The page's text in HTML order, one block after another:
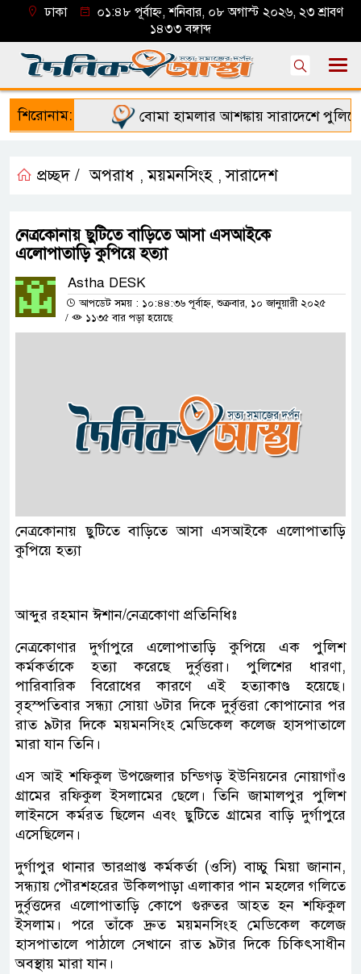
ঢাকা
০১:৪৮ পূর্বাহ্ন, শনিবার, ০৮ অগাস্ট ২০২৬, ২৩ শ্রাবণ
১৪৩৩ বঙ্গাব্দ
শিরোনাম: বোমা হামলার আশঙ্কায় সারাদেশে পুলিশের
প্রচ্ছদ / অপরাধ ,ময়মনসিংহ ,সারাদেশ
নেত্রকোনায় ছুটিতে বাড়িতে আসা এসআইকে
এলোপাতাড়ি কুপিয়ে হত্যা
Astha DESK
আপডেট সময় : ১০:৪৪:৩৬ পূর্বাহ্ন, শুক্রবার, ১০ জানুয়ারী ২০২৫
/
১১৩৫ বার পড়া হয়েছে
নেত্রকোনায় ছুটিতে বাড়িতে আসা এসআইকে এলোপাতাড়ি
কুপিয়ে হত্যা
আব্দুর রহমান ঈশান/নেত্রকোণা প্রতিনিধিঃ
নেত্রকোণার দুর্গাপুরে এলোপাতাড়ি কুপিয়ে এক পুলিশ
কর্মকর্তাকে হত্যা করেছে দুর্বৃত্তরা। পুলিশের ধারণা,
পারিবারিক বিরোধের কারণে এই হত্যাকাণ্ড হয়েছে।
বৃহস্পতিবার সন্ধ্যা সোয়া ৬টার দিকে দুর্বৃত্তরা কোপানোর পর
রাত ৯টার দিকে ময়মনসিংহ মেডিকেল কলেজ হাসপাতালে
মারা যান তিনি।
এস আই শফিকুল উপজেলার চন্ডিগড় ইউনিয়নের নোয়াগাঁও
গ্রামের রফিকুল ইসলামের ছেলে। তিনি জামালপুর পুলিশ
লাইনসে কর্মরত ছিলেন এবং ছুটিতে গ্রামের বাড়ি দুর্গাপুরে
এসেছিলেন।
দুর্গাপুর থানার ভারপ্রাপ্ত কর্মকর্তা (ওসি) বাচ্চু মিয়া জানান,
সন্ধ্যায় পৌরশহরের উকিলপাড়া এলাকার পান মহলের গলিতে
দুর্বৃত্তদের এলোপাতাড়ি কোপে গুরুতর আহত হন শফিকুল
ইসলাম। পরে তাঁকে দ্রুত ময়মনসিংহ মেডিকেল কলেজ
হাসপাতালে পাঠালে সেখানে রাত ৯টার দিকে চিকিৎসাধীন
অবস্থায় মারা যান।